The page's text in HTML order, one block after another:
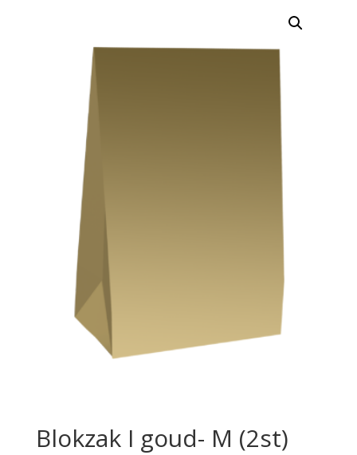
Blokzak I goud- M (2st)